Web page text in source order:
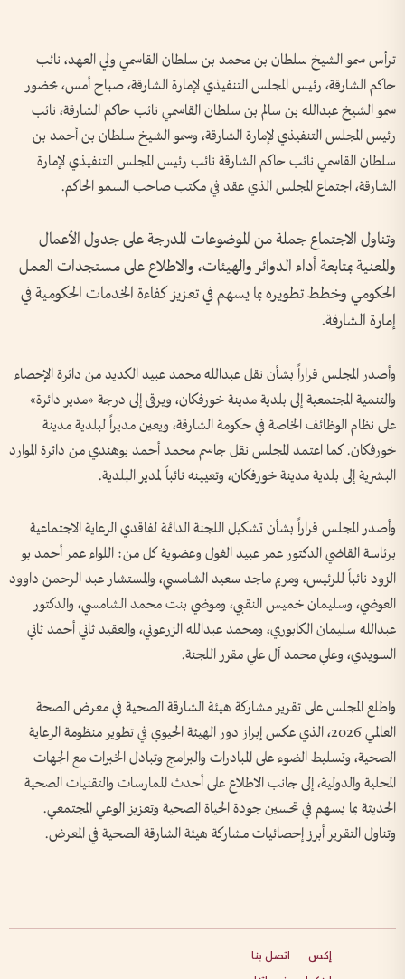
ترأس سمو الشيخ سلطان بن محمد بن سلطان القاسمي ولي العهد، نائب
حاكم الشارقة، رئيس المجلس التنفيذي لإمارة الشارقة، صباح أمس، بحضور
سمو الشيخ عبدالله بن سالم بن سلطان القاسمي نائب حاكم الشارقة، نائب
رئيس المجلس التنفيذي لإمارة الشارقة، وسمو الشيخ سلطان بن أحمد بن
سلطان القاسمي نائب حاكم الشارقة نائب رئيس المجلس التنفيذي لإمارة
الشارقة، اجتماع المجلس الذي عقد في مكتب صاحب السمو الحاكم.
وتناول الاجتماع جملة من الموضوعات المدرجة على جدول الأعمال
والمعنية بمتابعة أداء الدوائر والهيئات، والاطلاع على مستجدات العمل
الحكومي وخطط تطويره بما يسهم في تعزيز كفاءة الخدمات الحكومية في
إمارة الشارقة.
وأصدر المجلس قراراً بشأن نقل عبدالله محمد عبيد الكديد من دائرة الإحصاء
والتنمية المجتمعية إلى بلدية مدينة خورفكان، ويرقى إلى درجة «مدير دائرة»
على نظام الوظائف الخاصة في حكومة الشارقة، ويعين مديراً لبلدية مدينة
خورفكان. كما اعتمد المجلس نقل جاسم محمد أحمد بوهندي من دائرة الموارد
البشرية إلى بلدية مدينة خورفكان، وتعيينه نائباً لمدير البلدية.
وأصدر المجلس قراراً بشأن تشكيل اللجنة الدائمة لفاقدي الرعاية الاجتماعية
برئاسة القاضي الدكتور عمر عبيد الغول وعضوية كل من: اللواء عمر أحمد بو
الزود نائباً للرئيس، ومريم ماجد سعيد الشامسي، والمستشار عبد الرحمن داوود
العوضي، وسليمان خميس النقبي، وموضي بنت محمد الشامسي، والدكتور
عبدالله سليمان الكابوري، ومحمد عبدالله الزرعوني، والعقيد ثاني أحمد ثاني
السويدي، وعلي محمد آل علي مقرر اللجنة.
واطلع المجلس على تقرير مشاركة هيئة الشارقة الصحية في معرض الصحة
العالمي 2026، الذي عكس إبراز دور الهيئة الحيوي في تطوير منظومة الرعاية
الصحية، وتسليط الضوء على المبادرات والبرامج وتبادل الخبرات مع الجهات
المحلية والدولية، إلى جانب الاطلاع على أحدث الممارسات والتقنيات الصحية
الحديثة بما يسهم في تحسين جودة الحياة الصحية وتعزيز الوعي المجتمعي.
وتناول التقرير أبرز إحصائيات مشاركة هيئة الشارقة الصحية في المعرض.
إكس
اتصل بنا